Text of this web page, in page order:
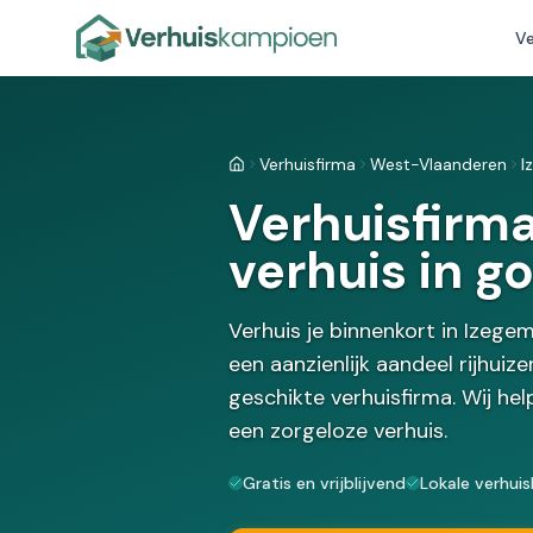
HomeVerhuisfirma West-Vlaanderen
verhuis in
Verhuis je binnenkort in
een aanzienlijk aandeel
geschikte verhuisfirma. Wij
een zorgeloze verhuis.
Gratis en vrijblijvend Lokale